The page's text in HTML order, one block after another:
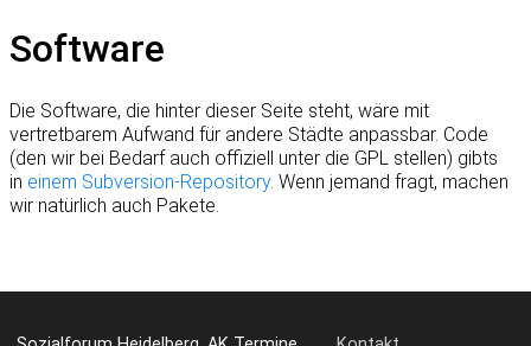
Software
Die Software, die hinter dieser Seite steht, wäre mit
vertretbarem Aufwand für andere Städte anpassbar. Code
(den wir bei Bedarf auch offiziell unter die GPL stellen) gibts
in einem Subversion-Repository. Wenn jemand fragt, machen
wir natürlich auch Pakete.